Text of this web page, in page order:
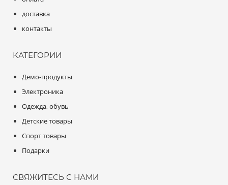
доставка
контакты
КАТЕГОРИИ
Демо-продукты
Электроника
Одежда, обувь
Детские товары
Спорт товары
Подарки
СВЯЖИТЕСЬ С НАМИ